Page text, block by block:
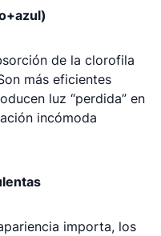
de la clorofila
más eficientes
luz “perdida” en
incómoda
importa, los